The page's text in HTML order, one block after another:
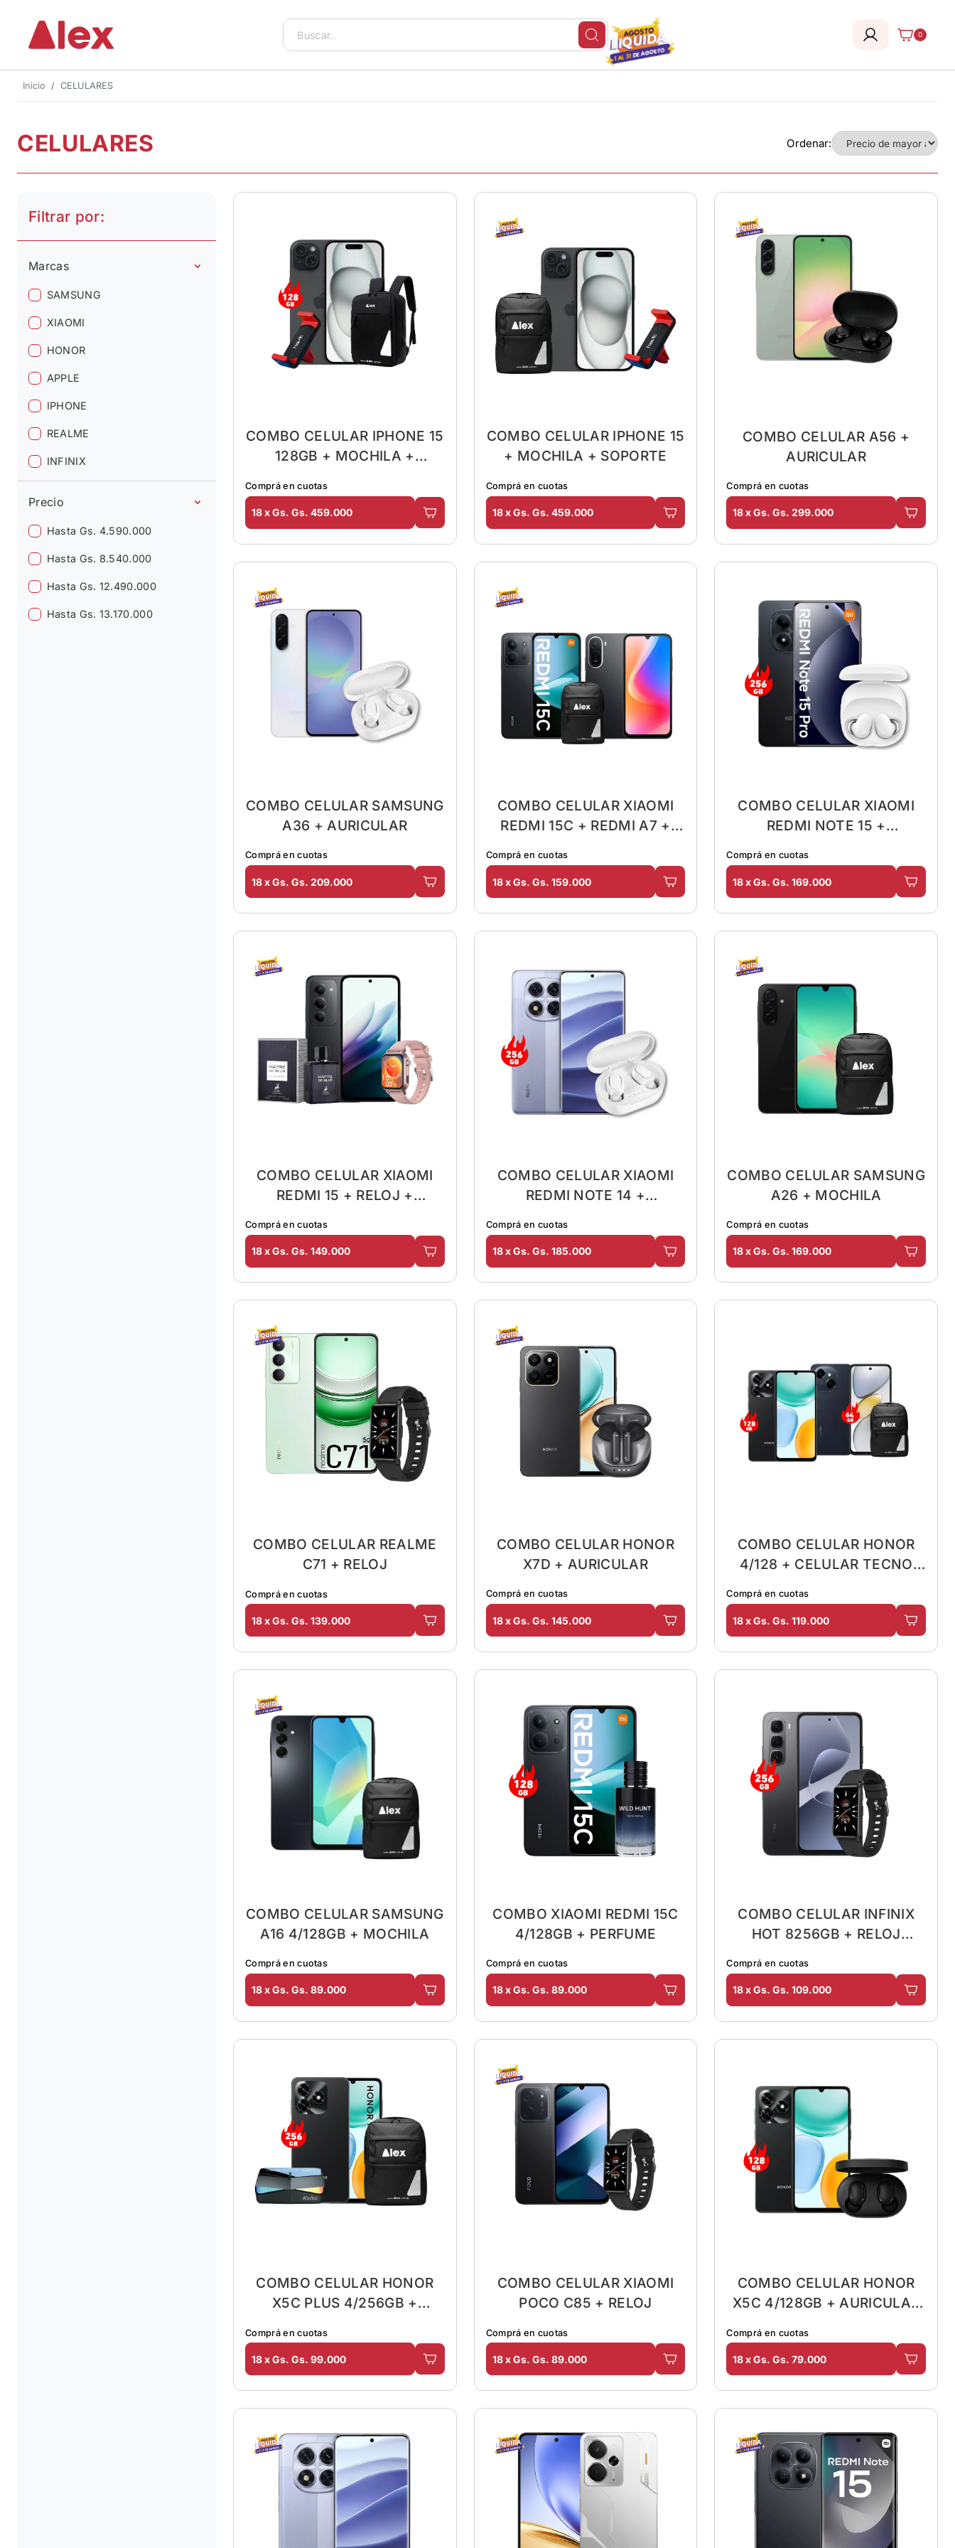
0
Inicio CELULARES
CELULARES Ordenar:
Filtrar por:
Marcas
SAMSUNG
XIAOMI
HONOR
APPLE
IPHONE
REALME
INFINIX
Precio
Hasta Gs. 4.590.000
Hasta Gs. 8.540.000
Hasta Gs. 12.490.000
Hasta Gs. 13.170.000
COMBO CELULAR IPHONE 15
128GB + MOCHILA +
Comprá en cuotas
18 x Gs. Gs. 459.000
COMBO CELULAR IPHONE 15
+ MOCHILA + SOPORTE
Comprá en cuotas
18 x Gs. Gs. 459.000
COMBO CELULAR A56 +
AURICULAR
Comprá en cuotas
18 x Gs. Gs. 299.000
COMBO CELULAR SAMSUNG
A36 + AURICULAR
Comprá en cuotas
18 x Gs. Gs. 209.000
COMBO CELULAR XIAOMI
REDMI 15C + REDMI A7 +
Comprá en cuotas
18 x Gs. Gs. 159.000
COMBO CELULAR XIAOMI
REDMI NOTE 15 +
Comprá en cuotas
18 x Gs. Gs. 169.000
COMBO CELULAR XIAOMI
REDMI 15 + RELOJ +
Comprá en cuotas
18 x Gs. Gs. 149.000
COMBO CELULAR XIAOMI
REDMI NOTE 14 +
Comprá en cuotas
18 x Gs. Gs. 185.000
COMBO CELULAR SAMSUNG
A26 + MOCHILA
Comprá en cuotas
18 x Gs. Gs. 169.000
COMBO CELULAR REALME
C71 + RELOJ
Comprá en cuotas
18 x Gs. Gs. 139.000
COMBO CELULAR HONOR
X7D + AURICULAR
Comprá en cuotas
18 x Gs. Gs. 145.000
COMBO CELULAR HONOR
4/128 + CELULAR TECNO
Comprá en cuotas
18 x Gs. Gs. 119.000
COMBO CELULAR SAMSUNG
A16 4/128GB + MOCHILA
Comprá en cuotas
18 x Gs. Gs. 89.000
COMBO XIAOMI REDMI 15C
4/128GB + PERFUME
Comprá en cuotas
18 x Gs. Gs. 89.000
COMBO CELULAR INFINIX
HOT 8256GB + RELOJ
Comprá en cuotas
18 x Gs. Gs. 109.000
COMBO CELULAR HONOR
X5C PLUS 4/256GB +
Comprá en cuotas
18 x Gs. Gs. 99.000
COMBO CELULAR XIAOMI
POCO C85 + RELOJ
Comprá en cuotas
18 x Gs. Gs. 89.000
COMBO CELULAR HONOR
X5C 4/128GB + AURICULAR
Comprá en cuotas
18 x Gs. Gs. 79.000